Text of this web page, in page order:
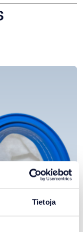
Tietoja